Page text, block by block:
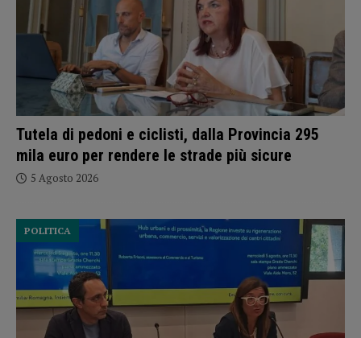
Tutela di pedoni e ciclisti, dalla Provincia 295
mila euro per rendere le strade più sicure
5 Agosto 2026
POLITICA